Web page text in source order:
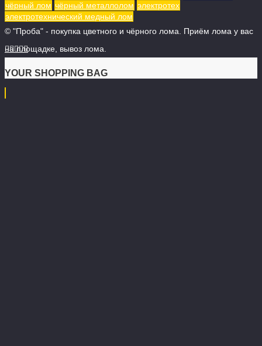
чёрный лом чёрный металлолом электротех
электротехнический медный лом
© "Проба" - покупка цветного и чёрного лома. Приём лома у вас
на площадке, вывоз лома.

YOUR SHOPPING BAG